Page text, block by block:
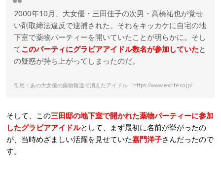
2000年10月、大女優・三田佳子の次男・高橋祐也が覚せ
い剤取締法違反で逮捕された。それをキッカケに自宅の地
下室で薬物パーティーを開いていたことが明らかに。そし
てこのパーティにグラビアアイドル数名が参加していたと
の疑惑が持ち上がってしまったのだ。
引用：あの大女優の薬物報道で消えたアイドル https://www.excite.co.jp/
そして、この三田邸の地下室で開かれた薬物パーティーに参加
したグラビアアイドルとして、まず最初に名前が挙がったの
が、当時めざましい活躍を見せていた嘉門洋子さんだったので
す。